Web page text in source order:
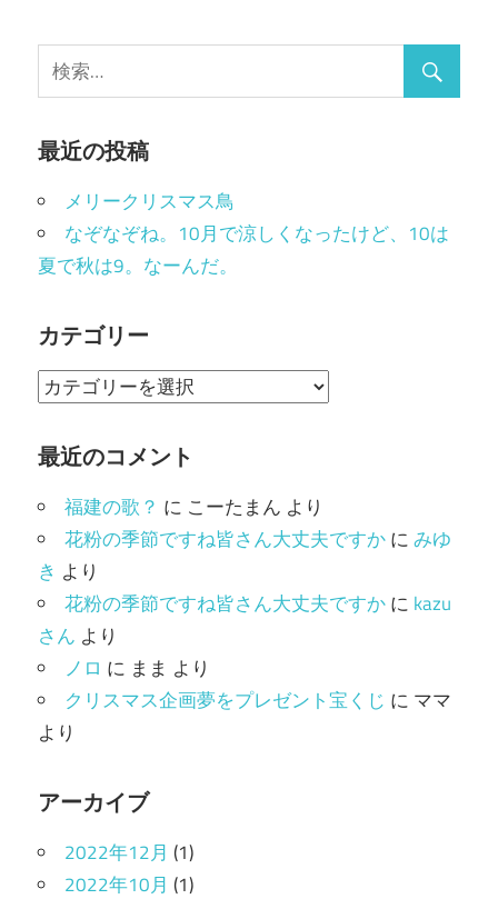
最近の投稿
メリークリスマス鳥
なぞなぞね。10月で涼しくなったけど、10は
夏で秋は9。なーんだ。
カテゴリー
カ
ゴ
ー
最近のコメント
福建の歌？ に こーたまん より
花粉の季節ですね皆さん大丈夫ですかにみゆ
き より
花粉の季節ですね皆さん大丈夫ですかに kazu
さん より
ノロ に まま より
クリスマス企画夢をプレゼント宝くじ に ママ
より
アーカイブ
2022年12月 (1)
2022年10月 (1)